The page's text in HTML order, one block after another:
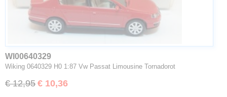
WI00640329
Wiking 0640329 H0 1:87 Vw Passat Limousine Tornadorot
€ 12,95 € 10,36